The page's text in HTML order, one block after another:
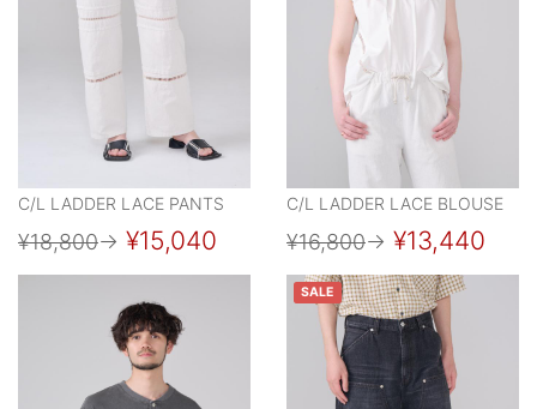
C/L LADDER LACE PANTS
¥18,800→ ¥15,040
C/L LADDER LACE BLOUSE
¥16,800→ ¥13,440
SALE